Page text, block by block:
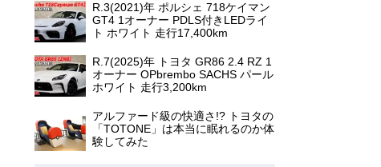
R.3(2021)年 ポルシェ 718ケイマン
GT4 1オーナー PDLS付きLEDライ
ト ホワイト 走行17,400km
R.7(2025)年 トヨタ GR86 2.4 RZ 1
オーナー OPbrembo SACHS パール
ホワイト 走行3,200km
アルファード級の快適さ!? トヨタの
「TOTONE」は本当に眠れるのか体
験してみた